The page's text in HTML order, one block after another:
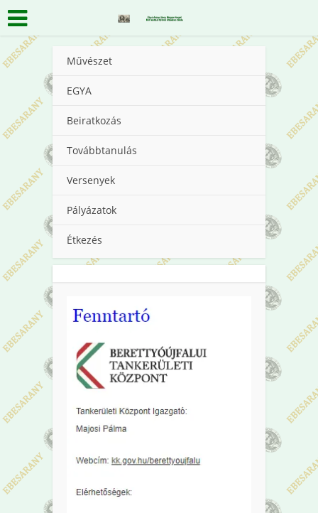
Művészet
EGYA
Beiratkozás
Továbbtanulás
Versenyek
Pályázatok
Étkezés